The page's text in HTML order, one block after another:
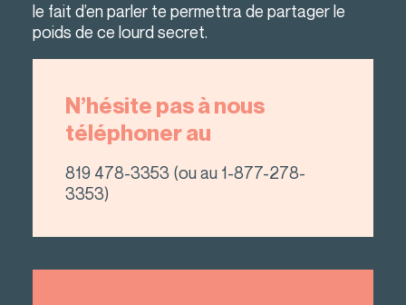
le fait d’en parler te permettra de partager le
poids de ce lourd secret.
N’hésite pas à nous
téléphoner au
819 478-3353 (ou au 1-877-278-
3353)